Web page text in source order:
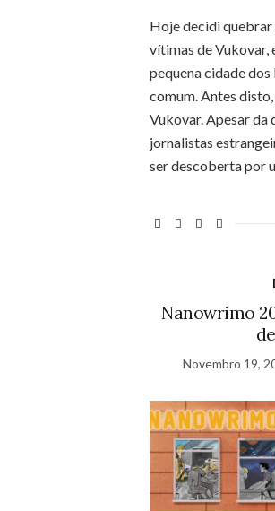
Hoje decidi quebrar
vítimas de Vukovar,
pequena cidade dos
comum. Antes
Vukovar. Apesar da
jornalistas
ser descoberta por
Nanowrimo
Novembro 19,